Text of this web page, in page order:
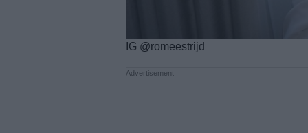
IG @romeestrijd